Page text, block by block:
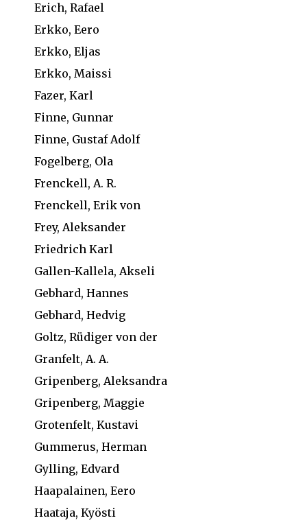
Erich, Rafael
Erkko, Eero
Erkko, Eljas
Erkko, Maissi
Fazer, Karl
Finne, Gunnar
Finne, Gustaf Adolf
Fogelberg, Ola
Frenckell, A. R.
Frenckell, Erik von
Frey, Aleksander
Friedrich Karl
Gallen-Kallela, Akseli
Gebhard, Hannes
Gebhard, Hedvig
Goltz, Rüdiger von der
Granfelt, A. A.
Gripenberg, Aleksandra
Gripenberg, Maggie
Grotenfelt, Kustavi
Gummerus, Herman
Gylling, Edvard
Haapalainen, Eero
Haataja, Kyösti